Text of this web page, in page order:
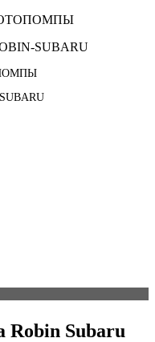
SUBARU
Robin Subaru